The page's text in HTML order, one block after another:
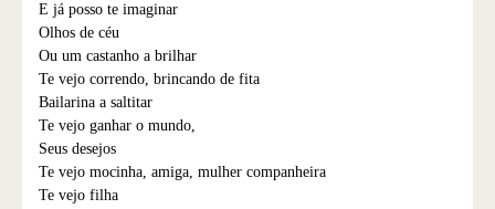
E já posso te imaginar
Olhos de céu
Ou um castanho a brilhar
Te vejo correndo, brincando de fita
Bailarina a saltitar
Te vejo ganhar o mundo,
Seus desejos
Te vejo mocinha, amiga, mulher companheira
Te vejo filha